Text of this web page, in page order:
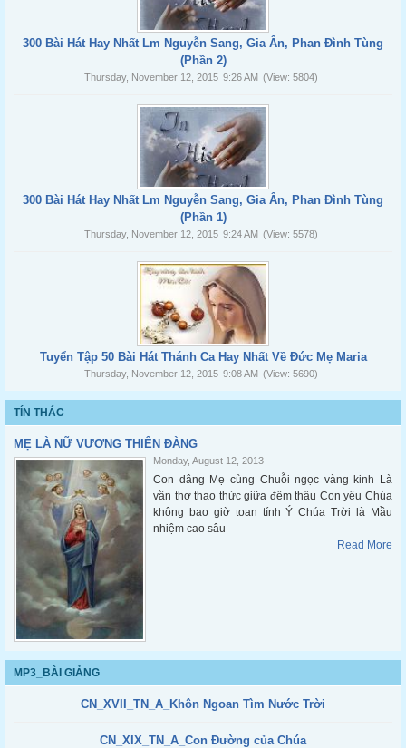
300 Bài Hát Hay Nhất Lm Nguyễn Sang, Gia Ân, Phan Đình Tùng
(Phần 2)
Thursday, November 12, 2015 9:26 AM (View: 5804)
300 Bài Hát Hay Nhất Lm Nguyễn Sang, Gia Ân, Phan Đình Tùng
(Phần 1)
Thursday, November 12, 2015 9:24 AM (View: 5578)
Tuyển Tập 50 Bài Hát Thánh Ca Hay Nhất Về Đức Mẹ Maria
Thursday, November 12, 2015 9:08 AM (View: 5690)
TÍN THÁC
MẸ LÀ NỮ VƯƠNG THIÊN ĐÀNG
Monday, August 12, 2013
Con dâng Mẹ cùng Chuỗi ngọc vàng kinh Là
vần thơ thao thức giữa đêm thâu Con yêu Chúa
không bao giờ toan tính Ý Chúa Trời là Mầu
nhiệm cao sâu
Read More
MP3_BÀI GIẢNG
CN_XVII_TN_A_Khôn Ngoan Tìm Nước Trời
CN_XIX_TN_A_Con Đường của Chúa